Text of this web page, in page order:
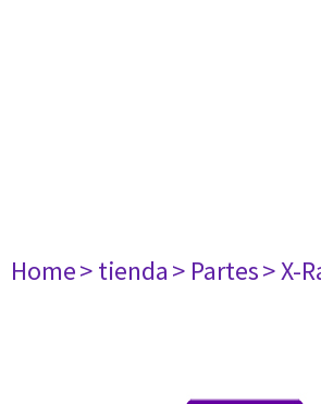
Home> tienda> Partes> X-